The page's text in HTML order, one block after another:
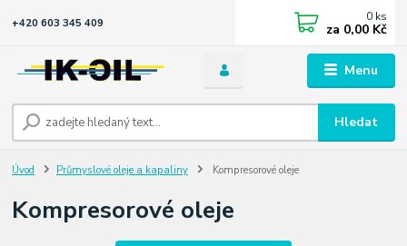
Menu
Hledat
+420 603 345 409 0 ks
za 0,00 Kč
Úvod Průmyslové oleje a kapaliny Kompresorové oleje
Kompresorové oleje